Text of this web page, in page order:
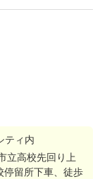
ティ内
立高校先回り上
留所下車、徒歩